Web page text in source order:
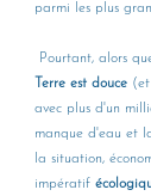
parmi les plus
Pourtant, alors
Terre est douce
avec plus d'un
manque d'eau et
la situation,
impératif